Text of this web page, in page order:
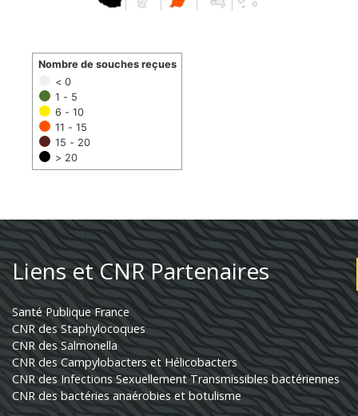
< 0
1 - 5
6 - 10
11 - 15
15 - 20
> 20
Nombre de souches reçues
Liens et CNR Partenaires
Santé Publique France
CNR des Staphylocoques
CNR des Salmonella
CNR des Campylobacters et Hélicobacters
CNR des Infections Sexuellement Transmissibles bactériennes
CNR des bactéries anaérobies et botulisme